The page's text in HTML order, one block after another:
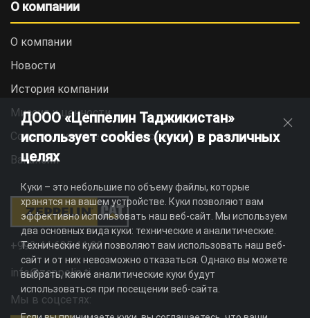
О компании
О компании
Новости
История компании
Миссия и ценности
Социальная ответственность
Вакансии
+992 44 625 11 22
info@zeppelin.tj
Мы в соцсетях:
ДООО «Цеппелин Таджикистан»
использует cookies (куки) в различных
целях
Куки – это небольшие по объему файлы, которые
хранятся на вашем устройстве. Куки позволяют вам
эффективно использовать наш веб-сайт. Мы используем
два основных вида куки: технические и аналитические.
Технические куки позволяют вам использовать наш веб-
сайт и от них невозможно отказаться. Однако вы можете
выбрать, какие аналитические куки будут
использоваться при посещении веб-сайта.